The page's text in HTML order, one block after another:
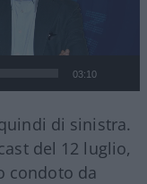
03:10
di sinistra.
del 12 luglio,
condoto da